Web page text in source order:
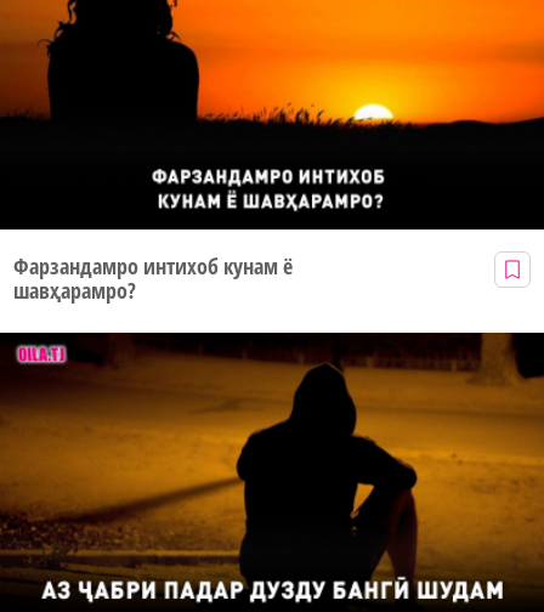
Фарзандамро интихоб кунам ё
шавҳарамро?